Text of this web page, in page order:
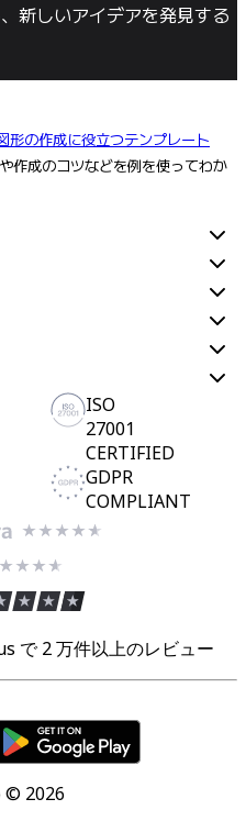
新しいアイデアを発見する
形の作成に役立つテンプレート
作成のコツなどを例を使ってわか
ISO
27001
CERTIFIED
GDPR
COMPLIANT
で 2 万件以上のレビュー
© 2026